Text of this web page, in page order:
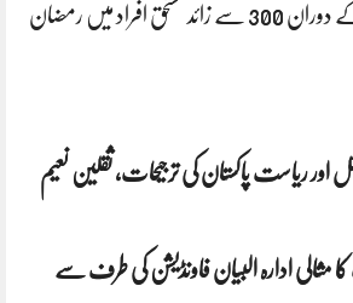
شریک تھے ، تقریب کے دوران 300 سے زائد مستحق افراد میں رمضان
ریاست پاکستان کی ترجیحات، ثقلین نعیم
کا مثالی ادارہ البیان فاونڈیشن کی طرف سے